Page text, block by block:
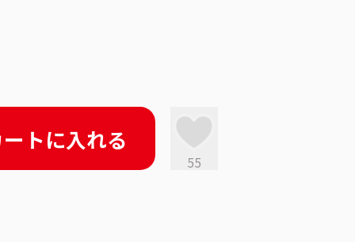
トに入れる
55